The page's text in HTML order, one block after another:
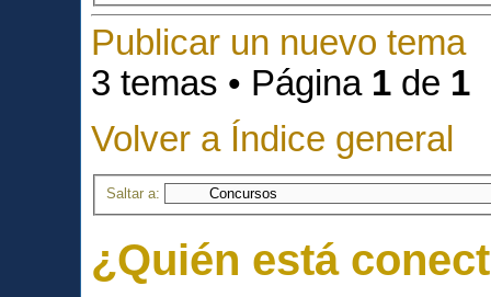
Publicar un nuevo tema
3 temas • Página 1 de 1
Volver a Índice general
Saltar a:
¿Quién está